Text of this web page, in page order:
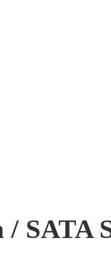
SATA